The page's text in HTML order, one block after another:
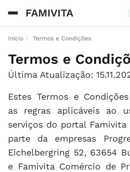
Início Termos e Condições
Termos e
Última Atualização:
Estes Termos e
as regras aplicáveis ao
serviços do portal Famivita
parte da empresas
Eichelbergring 52, 63654
e Famivita Comércio de